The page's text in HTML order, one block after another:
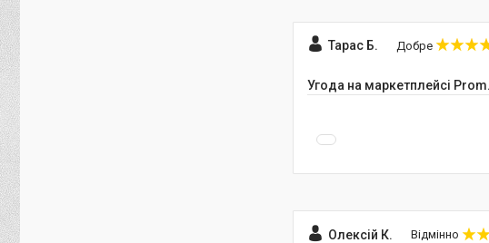
Тарас Б. Добре
Угода на маркетплейсі
Олексій К. Відмінно